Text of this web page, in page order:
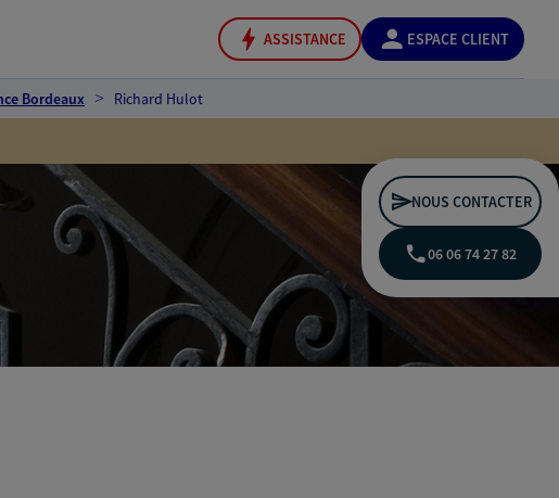
ASSISTANCE ESPACE CLIENT
Bordeaux Richard Hulot
NOUS CONTACTER
06 06 74 27 82